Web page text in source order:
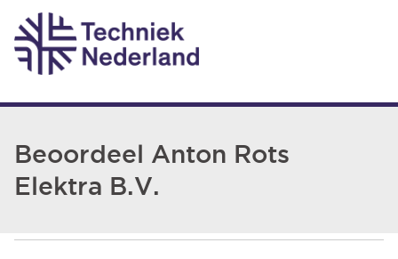
Beoordeel Anton Rots
Elektra B.V.